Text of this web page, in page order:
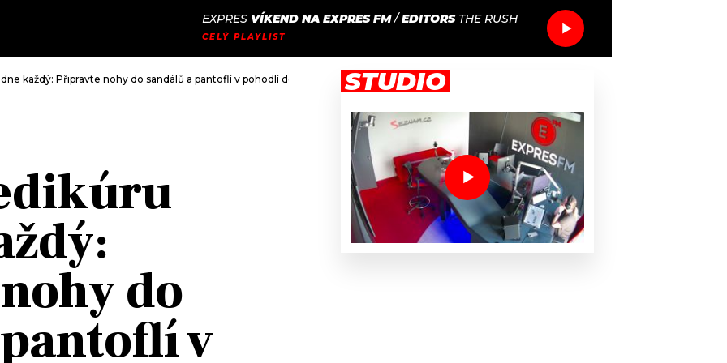
EXPRES VÍKEND NA EXPRES FM/EDITORS THE RUSH
CELÝ PLAYLIST
každý: Připravte nohy do sandálů a pantoflí v pohodlí domova
do
v
STUDIO